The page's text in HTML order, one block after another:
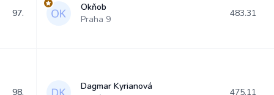
97.
Okňob
Praha 9
483.31
98.
Dagmar Kyrianová
475.11